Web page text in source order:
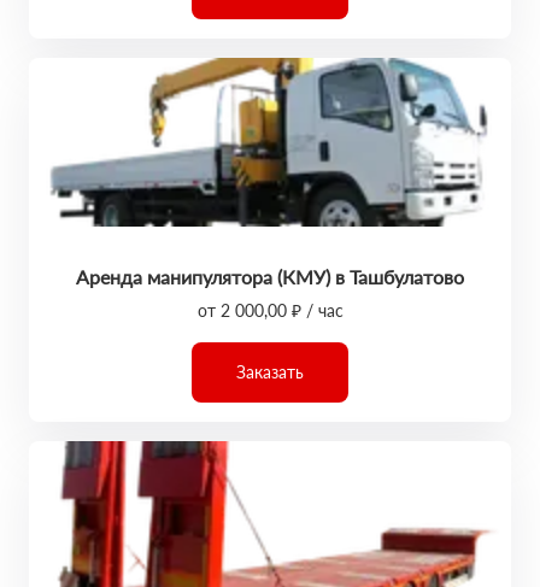
Аренда манипулятора (КМУ) в Ташбулатово
от 2 000,00 ₽ / час
Заказать